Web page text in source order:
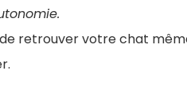
retrouver votre chat